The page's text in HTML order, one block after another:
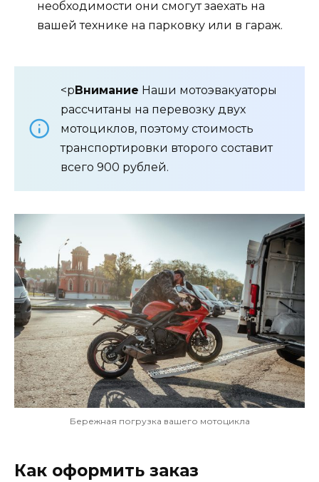
необходимости они смогут заехать на
вашей технике на парковку или в гараж.
<pВнимание Наши мотоэвакуаторы
рассчитаны на перевозку двух
мотоциклов, поэтому стоимость
транспортировки второго составит
всего 900 рублей.
Бережная погрузка вашего мотоцикла
Как оформить заказ